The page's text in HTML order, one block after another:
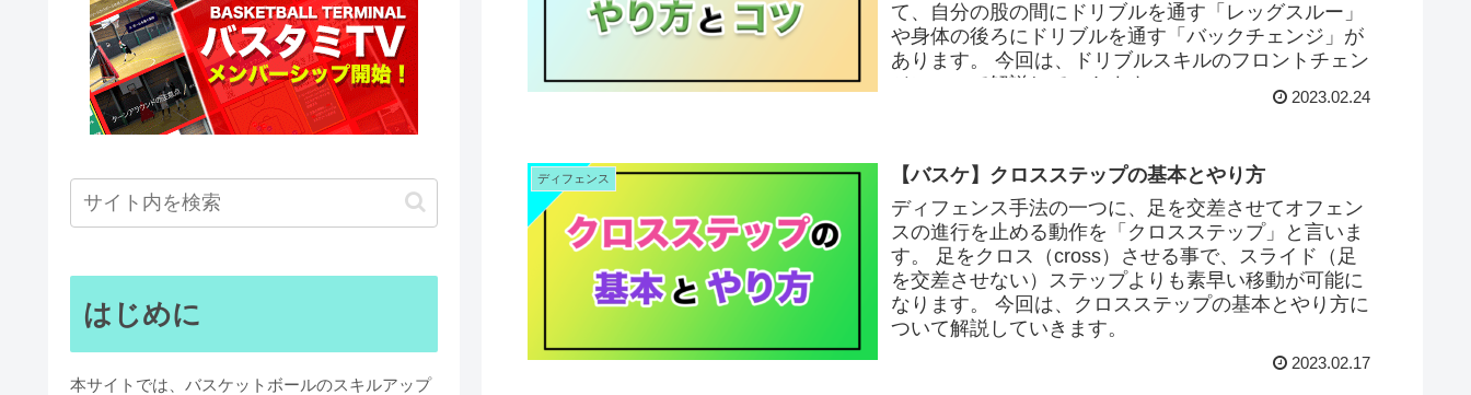
て、自分の股の間にドリブルを通す「レッグスルー」
や身体の後ろにドリブルを通す「バックチェンジ」が
あります。 今回は、ドリブルスキルのフロントチェン
ジについて解説していきます。
2023.02.24
ディフェンス
【バスケ】クロスステップの基本とやり方
ディフェンス手法の一つに、足を交差させてオフェン
スの進行を止める動作を「クロスステップ」と言いま
す。 足をクロス（cross）させる事で、スライド（足
を交差させない）ステップよりも素早い移動が可能に
なります。 今回は、クロスステップの基本とやり方に
ついて解説していきます。
2023.02.17
はじめに
本サイトでは、バスケットボールのスキルアップ